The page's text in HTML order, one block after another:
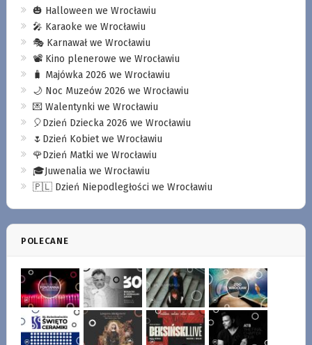
🎃 Halloween we Wrocławiu
🎤 Karaoke we Wrocławiu
🎭 Karnawał we Wrocławiu
📽️ Kino plenerowe we Wrocławiu
🧳 Majówka 2026 we Wrocławiu
🌙 Noc Muzeów 2026 we Wrocławiu
💌 Walentynki we Wrocławiu
🎈Dzień Dziecka 2026 we Wrocławiu
🌷Dzień Kobiet we Wrocławiu
🌹Dzień Matki we Wrocławiu
🎓Juwenalia we Wrocławiu
🇵🇱 Dzień Niepodległości we Wrocławiu
POLECANE